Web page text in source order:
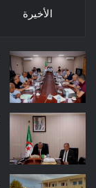
الأخيرة